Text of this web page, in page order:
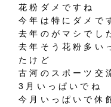
花粉ダメですね
今年は特にダメで
去年のがマシでし
去年そう花粉多い
たけど
古河のスポーツ交
3月いっぱいでね
今月いっぱいで休